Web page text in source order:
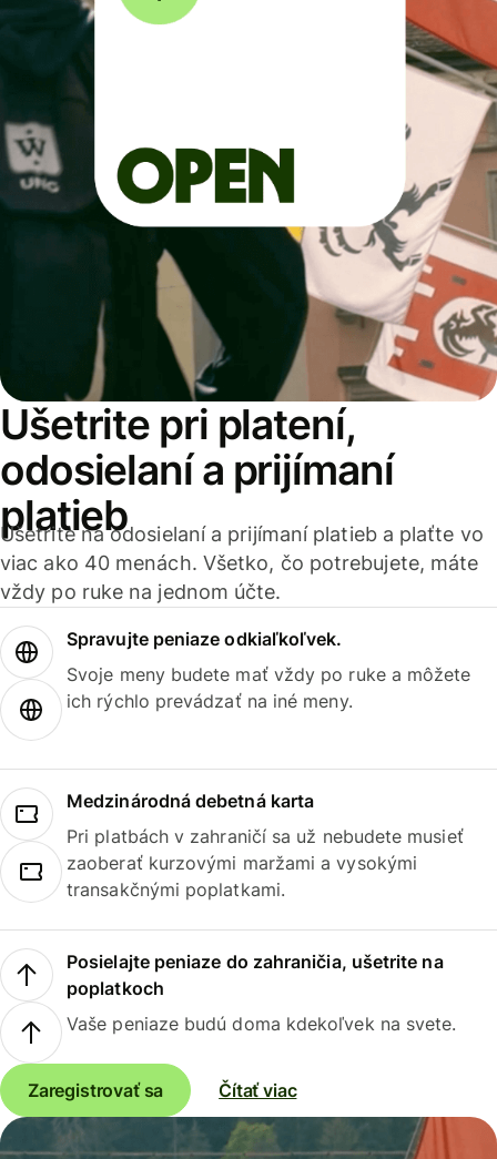
Ušetrite pri platení,
odosielaní a prijímaní
platieb
Ušetrite na odosielaní a prijímaní platieb a plaťte vo
viac ako 40 menách. Všetko, čo potrebujete, máte
vždy po ruke na jednom účte.
Spravujte peniaze odkiaľkoľvek.
Svoje meny budete mať vždy po ruke a môžete
ich rýchlo prevádzať na iné meny.
Medzinárodná debetná karta
Pri platbách v zahraničí sa už nebudete musieť
zaoberať kurzovými maržami a vysokými
transakčnými poplatkami.
Posielajte peniaze do zahraničia, ušetrite na
poplatkoch
Vaše peniaze budú doma kdekoľvek na svete.
Zaregistrovať sa Čítať viac